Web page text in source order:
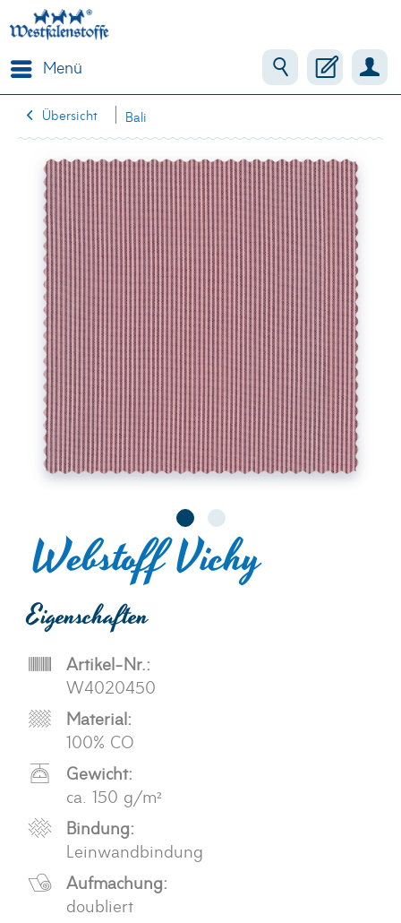
Menü
Übersicht Bali
Webstoff Vichy
Eigenschaften
Artikel-Nr.:
W4020450
Material:
100% CO
Gewicht:
ca. 150 g/m²
Bindung:
Leinwandbindung
Aufmachung:
doubliert